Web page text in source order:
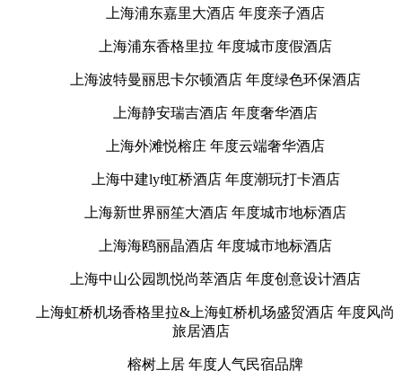
上海浦东嘉里大酒店 年度亲子酒店
上海浦东香格里拉 年度城市度假酒店
上海波特曼丽思卡尔顿酒店 年度绿色环保酒店
上海静安瑞吉酒店 年度奢华酒店
上海外滩悦榕庄 年度云端奢华酒店
上海中建lyf虹桥酒店 年度潮玩打卡酒店
上海新世界丽笙大酒店 年度城市地标酒店
上海海鸥丽晶酒店 年度城市地标酒店
上海中山公园凯悦尚萃酒店 年度创意设计酒店
上海虹桥机场香格里拉&上海虹桥机场盛贸酒店 年度风尚
旅居酒店
榕树上居 年度人气民宿品牌